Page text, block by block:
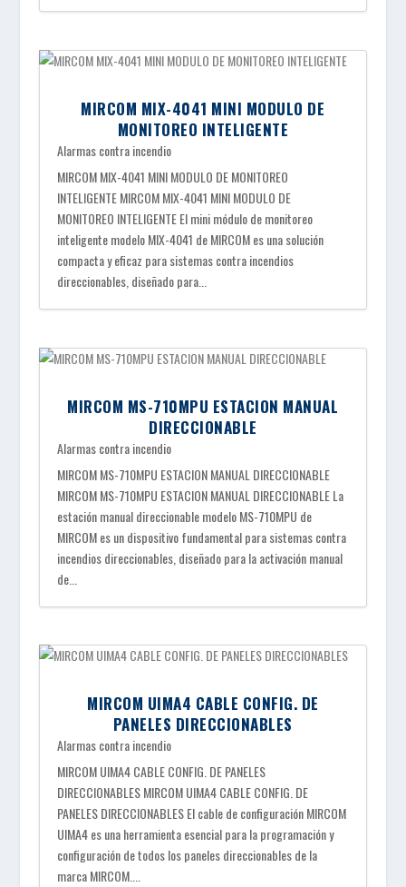
MIRCOM MIX-4041 MINI MODULO DE
MONITOREO INTELIGENTE
Alarmas contra incendio
MIRCOM MIX-4041 MINI MODULO DE MONITOREO
INTELIGENTE MIRCOM MIX-4041 MINI MODULO DE
MONITOREO INTELIGENTE El mini módulo de monitoreo
inteligente modelo MIX-4041 de MIRCOM es una solución
compacta y eficaz para sistemas contra incendios
direccionables, diseñado para...
MIRCOM MS-710MPU ESTACION MANUAL
DIRECCIONABLE
Alarmas contra incendio
MIRCOM MS-710MPU ESTACION MANUAL DIRECCIONABLE
MIRCOM MS-710MPU ESTACION MANUAL DIRECCIONABLE La
estación manual direccionable modelo MS-710MPU de
MIRCOM es un dispositivo fundamental para sistemas contra
incendios direccionables, diseñado para la activación manual
de...
MIRCOM UIMA4 CABLE CONFIG. DE
PANELES DIRECCIONABLES
Alarmas contra incendio
MIRCOM UIMA4 CABLE CONFIG. DE PANELES
DIRECCIONABLES MIRCOM UIMA4 CABLE CONFIG. DE
PANELES DIRECCIONABLES El cable de configuración MIRCOM
UIMA4 es una herramienta esencial para la programación y
configuración de todos los paneles direccionables de la
marca MIRCOM....